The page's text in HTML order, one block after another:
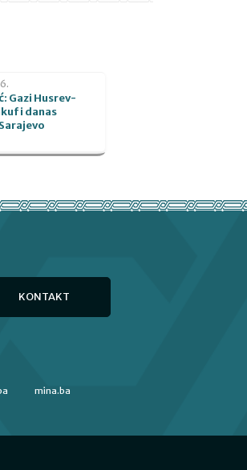
Gazi Husrev-
i danas
KONTAKT
mina.ba